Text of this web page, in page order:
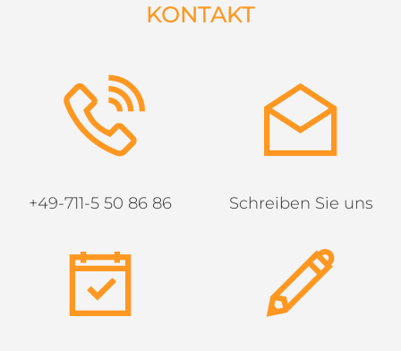
KONTAKT
+49-711-5 50 86 86 Schreiben Sie uns